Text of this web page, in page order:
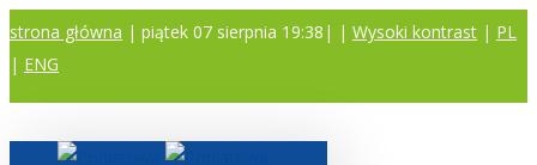
strona główna | piątek 07 sierpnia 19:38| | Wysoki kontrast | PL
| ENG